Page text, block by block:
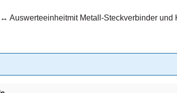
Auswerteeinheitmit Metall-Steckverbinder und